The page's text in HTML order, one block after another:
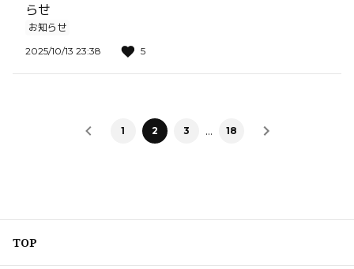
らせ
お知らせ
2025/10/13 23:38
5
1 2 3 … 18
TOP